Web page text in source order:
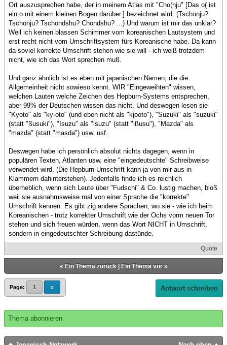
Ort auszusprechen habe, der in meinem Atlas mit "Cho(nju" [Das o( ist
ein o mit einem kleinen Bogen darüber.] bezeichnet wird. (Tschönju?
Tschonju? Tschondshu? Chöndshu? ...) Und warum ist mir das unklar?
Weil ich keinen blassen Schimmer vom koreanischen Lautsystem und
erst recht nicht vom Umschriftsystem fürs Koreanische habe. Da kann
da soviel korrekte Umschrift stehen wie sie will - ich weiß trotzdem
nicht, wie ich das Wort sprechen muß.
Und ganz ähnlich ist es eben mit japanischen Namen, die die
Allgemeinheit nicht sowieso kennt. WIR "Eingeweihten" wissen,
welchen Lauten welche Zeichen des Hepburn-Systems entsprechen,
aber 99% der Deutschen wissen das nicht. Und deswegen lesen sie
"Kyoto" als "ky-oto" (und eben nicht als "kjooto"), "Suzuki" als "suzuki"
(statt "ßusuki"), "Isuzu" als "isuzu" (statt "ißusu"), "Mazda" als
"mazda" (statt "masda") usw. usf.
Deswegen habe ich persönlich absolut nichts dagegen, wenn in
populären Texten, Atlanten usw. eine "eingedeutschte" Schreibweise
verwendet wird. (Die Hepburn-Umschrift kann ja von mir aus in
Klammern dahinterstehen). Jedenfalls finde ich es reichlich
überheblich, wenn sich Leute über "Fudschi" & Co. lustig machen, bloß
weil sie ausnahmsweise mal von einer Sprache die "korrekte"
Umschrift kennen. Es gibt zig andere Sprachen, wo sie - wie ich beim
Koreanischen - trotz korrekter Umschrift wie der Ochs vorm neuen Tor
stehen und sich freuen würden, wenn das Wort NICHT in Umschrift,
sondern in eingedeutschter Schreibung dastünde.
Quote
« Ein Thema zurück| Ein Thema vor»
Page: 1 » Antwort schreiben
Thema abonnieren